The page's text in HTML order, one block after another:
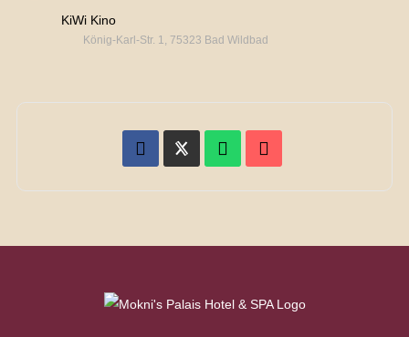
KiWi Kino
König-Karl-Str. 1, 75323 Bad Wildbad